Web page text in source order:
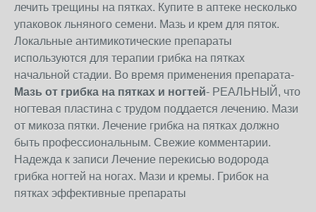
лечить трещины на пятках. Купите в аптеке несколько
упаковок льняного семени. Мазь и крем для пяток.
Локальные антимикотические препараты
используются для терапии грибка на пятках
начальной стадии. Во время применения препарата-
Мазь от грибка на пятках и ногтей- РЕАЛЬНЫЙ, что
ногтевая пластина с трудом поддается лечению. Мази
от микоза пятки. Лечение грибка на пятках должно
быть профессиональным. Свежие комментарии.
Надежда к записи Лечение перекисью водорода
грибка ногтей на ногах. Мази и кремы. Грибок на
пятках эффективные препараты